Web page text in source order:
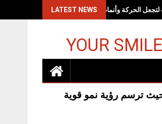
LATEST NEWS
YOUR
ترسم رؤية نمو قوية